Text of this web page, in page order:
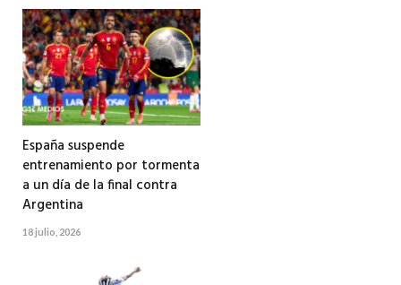
España suspende
entrenamiento por tormenta
a un día de la final contra
Argentina
18 julio, 2026